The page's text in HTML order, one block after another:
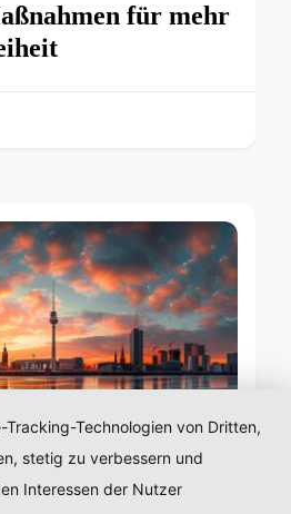
für mehr
Tracking-Technologien von Dritten,
stetig zu verbessern und
Interessen der Nutzer